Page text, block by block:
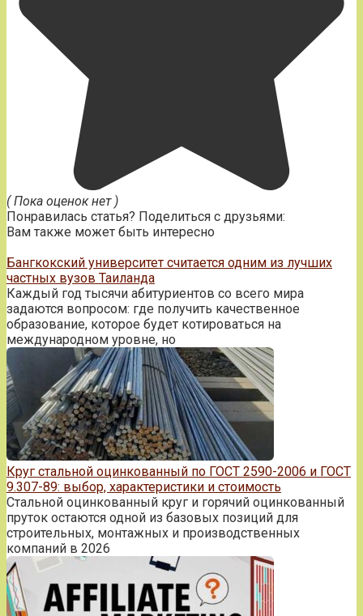
( Пока оценок нет )
Понравилась статья? Поделиться с друзьями:
Вам также может быть интересно
Бангкокский университет считается одним из лучших
частных вузов Таиланда
Каждый год тысячи абитуриентов со всего мира
задаются вопросом: где получить качественное
образование, которое будет котироваться на
международном уровне, но
Круг стальной оцинкованный по ГОСТ 2590-2006 и ГОСТ
9.307-89: выбор, характеристики и стоимость
Стальной оцинкованный круг и горячий оцинкованный
пруток остаются одной из базовых позиций для
строительных, монтажных и производственных
компаний в 2026